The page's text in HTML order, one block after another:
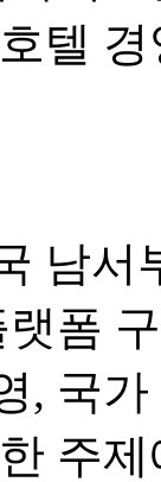
텔
남서
폼
, 국
주